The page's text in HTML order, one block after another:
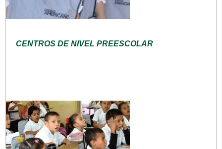
CENTROS DE NIVEL PREESCOLAR